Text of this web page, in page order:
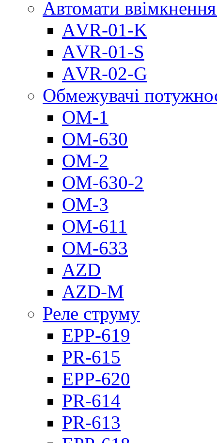
Автомати
АVR-01-K
АVR-01-S
АVR-02-G
Обмежувачі
ОМ-1
ОМ-630
ОМ-2
ОМ-630-2
ОМ-3
ОМ-611
ОМ-633
AZD
AZD-M
Реле струму
EPP-619
PR-615
EPP-620
PR-614
PR-613